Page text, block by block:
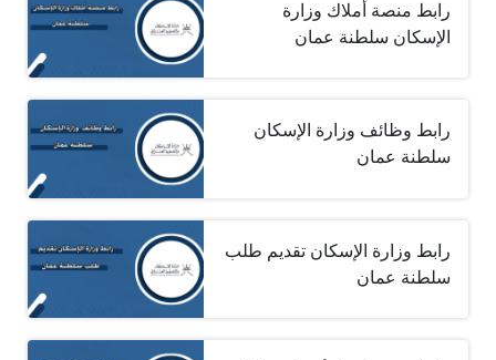
رابط منصة أملاك وزارة
الإسكان سلطنة عمان
رابط وظائف وزارة الإسكان
سلطنة عمان
رابط وزارة الإسكان تقديم طلب
سلطنة عمان